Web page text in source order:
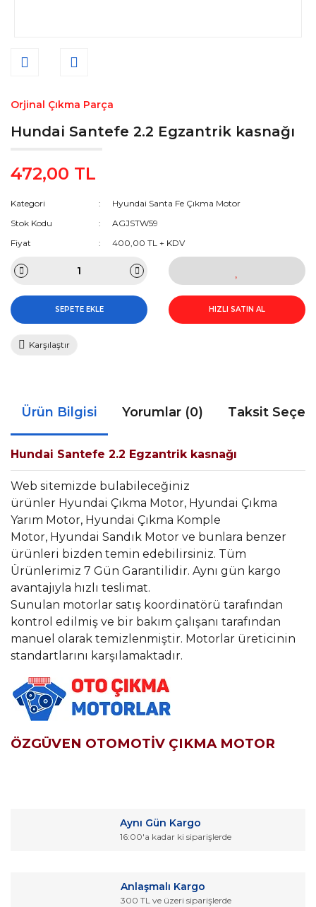
Orjinal Çıkma Parça
Hundai Santefe 2.2 Egzantrik kasnağı
472,00 TL
Kategori
Hyundai Santa Fe Çıkma Motor
Stok Kodu
AGJSTW59
Fiyat
400,00 TL + KDV
SEPETE EKLE HIZLI SATIN AL
Karşılaştır
Ürün Bilgisi Yorumlar (0) Taksit
Hundai Santefe 2.2 Egzantrik kasnağı
Web sitemizde bulabileceğiniz
ürünler Hyundai Çıkma Motor, Hyundai Çıkma
Yarım Motor, Hyundai Çıkma Komple
Motor, Hyundai Sandık Motor ve bunlara benzer
ürünleri bizden temin edebilirsiniz. Tüm
Ürünlerimiz 7 Gün Garantilidir. Aynı gün kargo
avantajıyla hızlı teslimat.
Sunulan motorlar satış koordinatörü tarafından
kontrol edilmiş ve bir bakım çalışanı tarafından
manuel olarak temizlenmiştir. Motorlar üreticinin
standartlarını karşılamaktadır.
ÖZGÜVEN OTOMOTİV ÇIKMA MOTOR
Görüş ve önerileriniz için teşekkür ederiz.
Ürün bilgilerinde hatalar bulunuyor.
Aynı Gün Kargo
16:00'a kadar ki siparişlerde
Anlaşmalı Kargo
300 TL ve üzeri siparişlerde